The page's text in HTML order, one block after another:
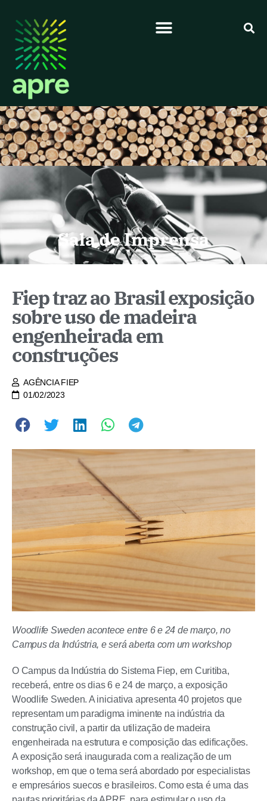
Sala de Imprensa
Fiep traz ao Brasil exposição
sobre uso de madeira
engenheirada em
construções
AGÊNCIA FIEP
01/02/2023
Woodlife Sweden acontece entre 6 e 24 de março, no
Campus da Indústria, e será aberta com um workshop
O Campus da Indústria do Sistema Fiep, em Curitiba,
receberá, entre os dias 6 e 24 de março, a exposição
Woodlife Sweden. A iniciativa apresenta 40 projetos que
representam um paradigma iminente na indústria da
construção civil, a partir da utilização de madeira
engenheirada na estrutura e composição das edificações.
A exposição será inaugurada com a realização de um
workshop, em que o tema será abordado por especialistas
e empresários suecos e brasileiros. Como esta é uma das